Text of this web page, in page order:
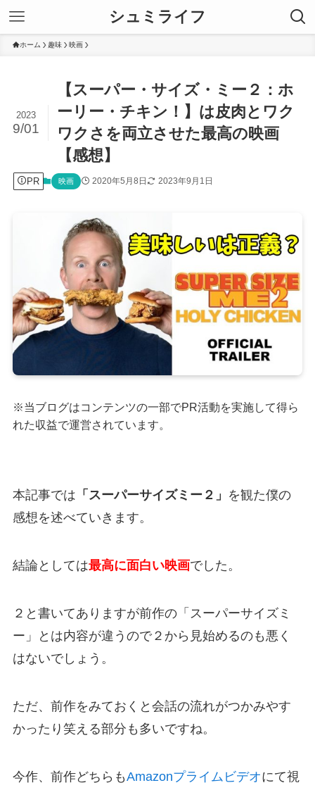
シュミライフ
ホーム 趣味 映画
【スーパー・サイズ・ミー２：ホ
ーリー・チキン！】は皮肉とワク
ワクさを両立させた最高の映画
【感想】
2023
9/01
PR 映画 2020年5月8日 2023年9月1日
※当ブログはコンテンツの一部でPR活動を実施して得ら
れた収益で運営されています。
本記事では 「スーパーサイズミー２」 を観た僕の
感想を述べていきます。
結論としては最高に面白い映画でした。
２と書いてありますが前作の「スーパーサイズミ
ー」とは内容が違うので２から見始めるのも悪く
はないでしょう。
ただ、前作をみておくと会話の流れがつかみやす
かったり笑える部分も多いですね。
今作、前作どちらもAmazonプライムビデオにて視